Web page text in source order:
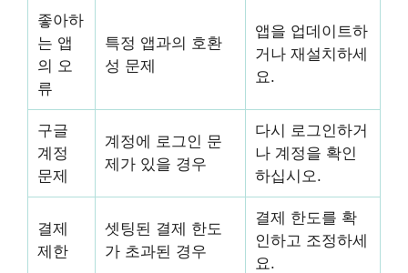
좋아하
는 앱
의 오
류
특정 앱과의 호환
성 문제
앱을 업데이트하
거나 재설치하세
요.
구글
계정
문제
계정에 로그인 문
제가 있을 경우
다시 로그인하거
나 계정을 확인
하십시오.
결제
제한
셋팅된 결제 한도
가 초과된 경우
결제 한도를 확
인하고 조정하세
요.